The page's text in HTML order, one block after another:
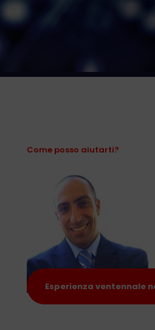
Come posso aiutarti?
Esperienza ventennale